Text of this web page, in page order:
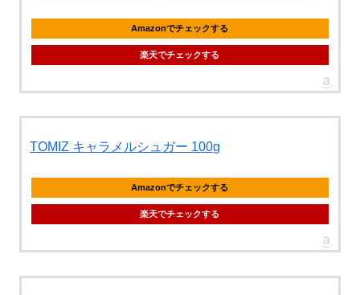
Amazonでチェックする
楽天でチェックする
TOMIZ キャラメルシュガー 100g
Amazonでチェックする
楽天でチェックする